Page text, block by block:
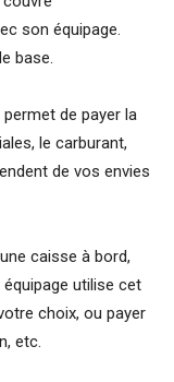
son équipage.
base.
permet de payer la
le carburant,
de vos envies
caisse à bord,
utilise cet
choix, ou payer
etc.